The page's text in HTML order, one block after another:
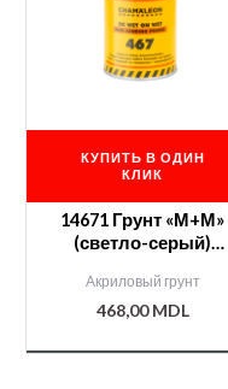
КУПИТЬ В ОДИН
КЛИК
14671 Грунт «М+М»
(светло-серый)
Акриловый грунт
468,00MDL